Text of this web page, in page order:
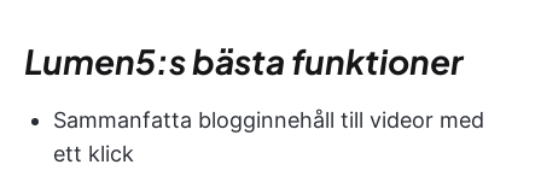
Lumen5:s bästa funktioner
Sammanfatta blogginnehåll till videor med
ett klick